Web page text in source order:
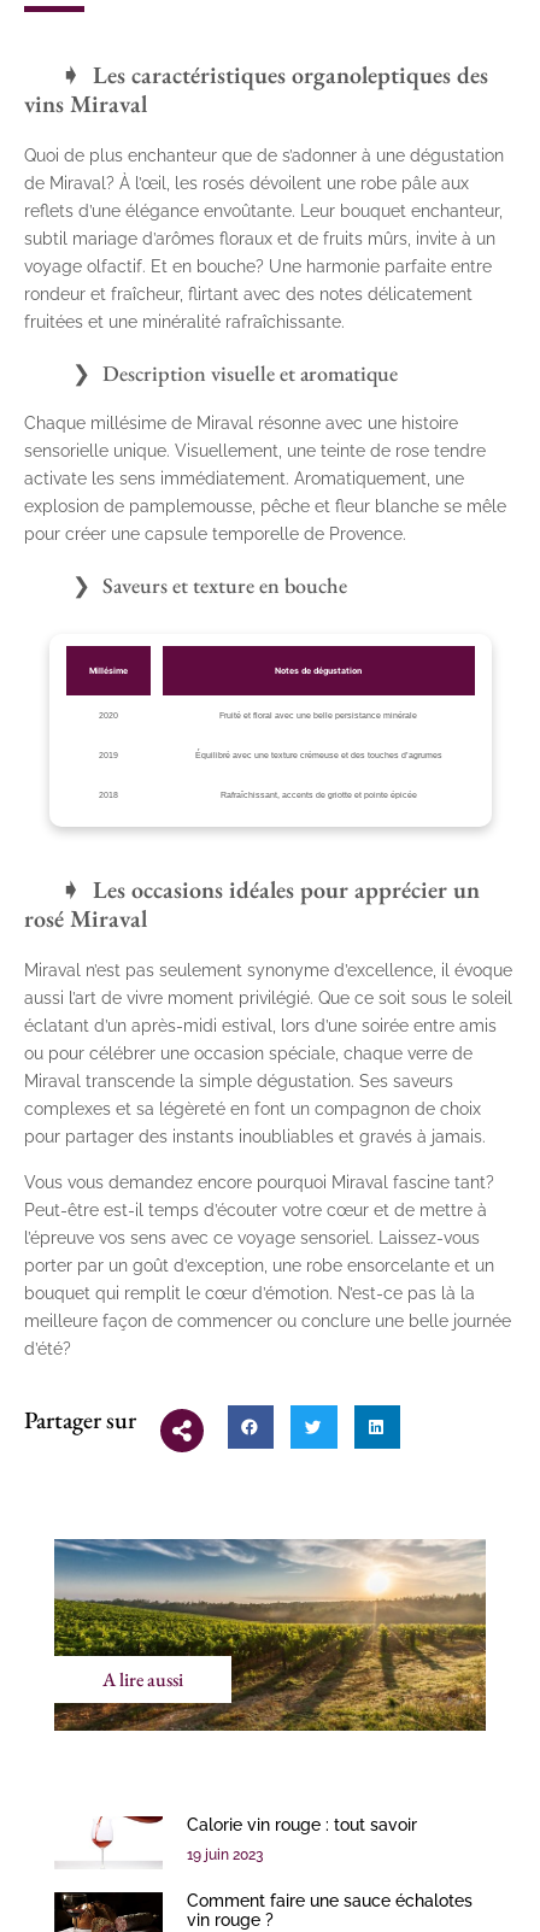
Les caractéristiques organoleptiques des
vins Miraval
Quoi de plus enchanteur que de s’adonner à une dégustation
de Miraval? À l’œil, les rosés dévoilent une robe pâle aux
reflets d’une élégance envoûtante. Leur bouquet enchanteur,
subtil mariage d’arômes floraux et de fruits mûrs, invite à un
voyage olfactif. Et en bouche? Une harmonie parfaite entre
rondeur et fraîcheur, flirtant avec des notes délicatement
fruitées et une minéralité rafraîchissante.
Description visuelle et aromatique
Chaque millésime de Miraval résonne avec une histoire
sensorielle unique. Visuellement, une teinte de rose tendre
activate les sens immédiatement. Aromatiquement, une
explosion de pamplemousse, pêche et fleur blanche se mêle
pour créer une capsule temporelle de Provence.
Saveurs et texture en bouche
Millésime Notes de dégustation
2020 Fruité et floral avec une belle persistance minérale
2019 Équilibré avec une texture crémeuse et des touches d’agrumes
2018 Rafraîchissant, accents de griotte et pointe épicée
Les occasions idéales pour apprécier un
rosé Miraval
Miraval n’est pas seulement synonyme d’excellence, il évoque
aussi l’art de vivre moment privilégié. Que ce soit sous le soleil
éclatant d’un après-midi estival, lors d’une soirée entre amis
ou pour célébrer une occasion spéciale, chaque verre de
Miraval transcende la simple dégustation. Ses saveurs
complexes et sa légèreté en font un compagnon de choix
pour partager des instants inoubliables et gravés à jamais.
Vous vous demandez encore pourquoi Miraval fascine tant?
Peut-être est-il temps d’écouter votre cœur et de mettre à
l’épreuve vos sens avec ce voyage sensoriel. Laissez-vous
porter par un goût d’exception, une robe ensorcelante et un
bouquet qui remplit le cœur d’émotion. N’est-ce pas là la
meilleure façon de commencer ou conclure une belle journée
d’été?
Partager sur
A lire aussi
Calorie vin rouge : tout savoir
19 juin 2023
Comment faire une sauce échalotes
vin rouge ?